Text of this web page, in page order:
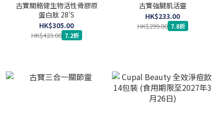
古寶關骼健生物活性骨膠原
蛋白肽 28'S
HK$305.00
HK$423.00 7.2折
古寶強腱肌活靈
HK$233.00
HK$299.00 7.8折